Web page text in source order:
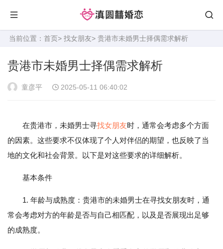
当前位置： 首页> 找女朋友> 贵港市未婚男士择偶需求解析
贵港市未婚男士择偶需求解析
童彦平 2025-05-11 06:40:02
在贵港市，未婚男士寻找女朋友时，通常会考虑多个方面
的因素。这些要求不仅体现了个人对伴侣的期望，也反映了当
地的文化和社会背景。以下是对这些要求的详细解析。
基本条件
1. 年龄与成熟度：贵港市的未婚男士在寻找女朋友时，通
常会考虑对方的年龄是否与自己相匹配，以及是否展现出足够
的成熟度。